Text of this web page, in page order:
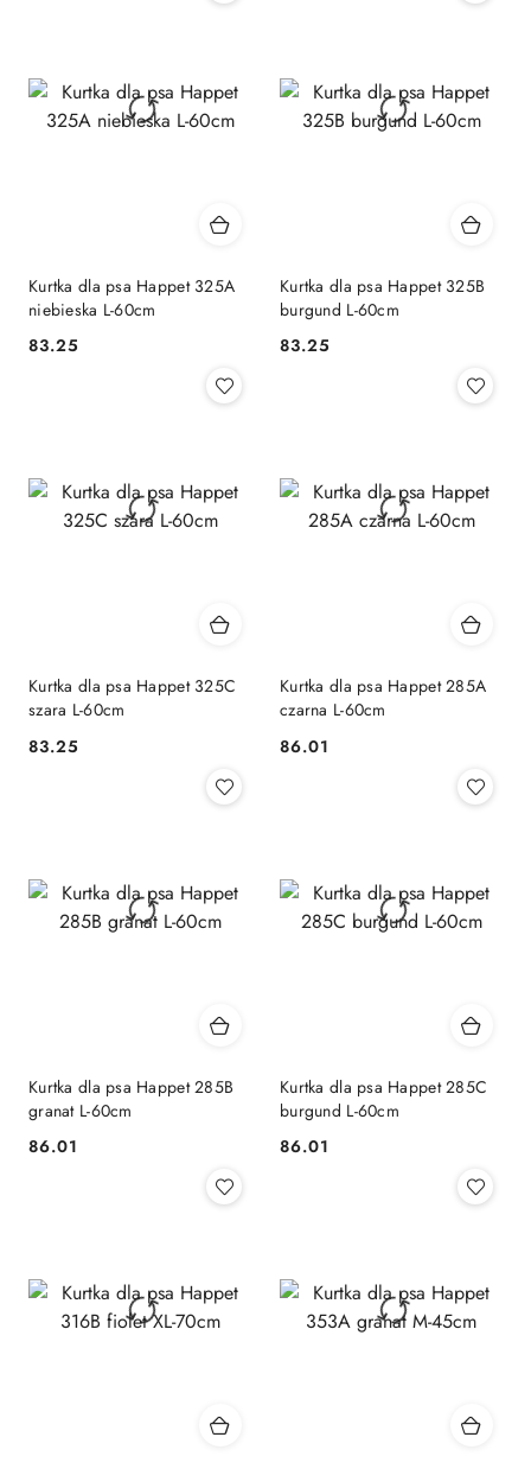
Kurtka dla psa Happet 325A
niebieska L-60cm
Cena:
83.25
Kurtka dla psa Happet 325B
burgund L-60cm
Cena:
83.25
Kurtka dla psa Happet 325C
szara L-60cm
Cena:
83.25
Kurtka dla psa Happet 285A
czarna L-60cm
Cena:
86.01
Kurtka dla psa Happet 285B
granat L-60cm
Cena:
86.01
Kurtka dla psa Happet 285C
burgund L-60cm
Cena:
86.01